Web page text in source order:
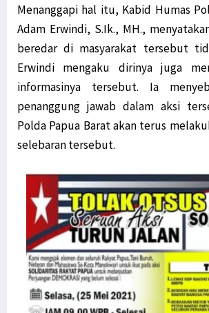
Menanggapi hal itu, Kabid Humas
Adam Erwindi, S.Ik., MH.,
beredar di masyarakat tersebut
Erwindi mengaku dirinya juga
informasinya tersebut. Ia
penanggung jawab dalam aksi
Polda Papua Barat akan terus
selebaran tersebut.